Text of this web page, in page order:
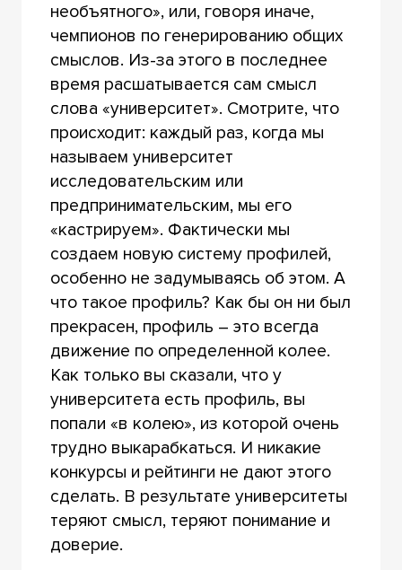
необъятного», или, говоря иначе,
чемпионов по генерированию общих
смыслов. Из-за этого в последнее
время расшатывается сам смысл
слова «университет». Смотрите, что
происходит: каждый раз, когда мы
называем университет
исследовательским или
предпринимательским, мы его
«кастрируем». Фактически мы
создаем новую систему профилей,
особенно не задумываясь об этом. А
что такое профиль? Как бы он ни был
прекрасен, профиль – это всегда
движение по определенной колее.
Как только вы сказали, что у
университета есть профиль, вы
попали «в колею», из которой очень
трудно выкарабкаться. И никакие
конкурсы и рейтинги не дают этого
сделать. В результате университеты
теряют смысл, теряют понимание и
доверие.